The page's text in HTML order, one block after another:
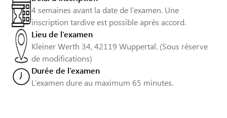
4 semaines avant la date de l’examen. Une
inscription tardive est possible après accord.
Lieu de l’examen
Kleiner Werth 34, 42119 Wuppertal. (Sous réserve
de modifications)
Durée de l’examen
L’examen dure au maximum 65 minutes.